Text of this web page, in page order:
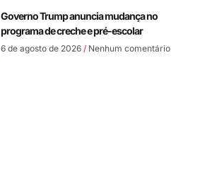
Governo Trump anuncia mudança no
programa de creche e pré-escolar
6 de agosto de 2026 Nenhum comentário